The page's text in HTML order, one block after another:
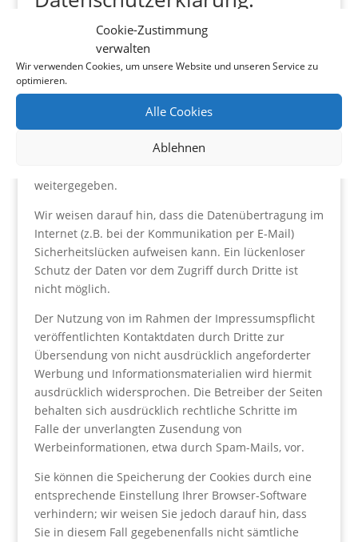
Cookie-Zustimmung
verwalten
Wir verwenden Cookies, um unsere Website und unseren Service zu
optimieren.
Alle Cookies
Ablehnen
Datenschutz
Die Nutzung unserer Webseite ist in der Regel ohne
Angabe personenbezogener Daten möglich. Soweit
auf unseren Seiten personenbezogene Daten
(beispielsweise Name, Anschrift oder eMail-Adressen)
erhoben werden, erfolgt dies, soweit möglich, stets
auf freiwilliger Basis. Diese Daten werden ohne Ihre
weitergegeben.
Wir weisen darauf hin, dass die Datenübertragung im
Internet (z.B. bei der Kommunikation per E-Mail)
Sicherheitslücken aufweisen kann. Ein lückenloser
Schutz der Daten vor dem Zugriff durch Dritte ist
nicht möglich.
Der Nutzung von im Rahmen der Impressumspflicht
veröffentlichten Kontaktdaten durch Dritte zur
Übersendung von nicht ausdrücklich angeforderter
Werbung und Informationsmaterialien wird hiermit
ausdrücklich widersprochen. Die Betreiber der Seiten
behalten sich ausdrücklich rechtliche Schritte im
Falle der unverlangten Zusendung von
Werbeinformationen, etwa durch Spam-Mails, vor.
Sie können die Speicherung der Cookies durch eine
entsprechende Einstellung Ihrer Browser-Software
verhindern; wir weisen Sie jedoch darauf hin, dass
Sie in diesem Fall gegebenenfalls nicht sämtliche